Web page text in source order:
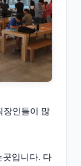
장인들이 많
입니다. 다